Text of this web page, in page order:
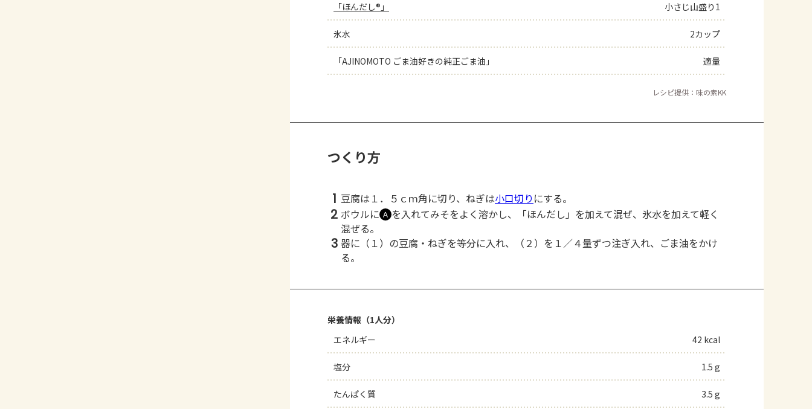
「ほんだし®」 小さじ山盛り1
氷水 2カップ
「AJINOMOTO ごま油好きの純正ごま油」 適量
レシピ提供：味の素KK
つくり方
1 豆腐は１．５ｃｍ角に切り、ねぎは小口切り にする。
2 ボウルに Ａ を入れてみそをよく溶かし、「ほんだし」を加えて混ぜ、氷水を加えて軽く
混ぜる。
3 器に（１）の豆腐・ねぎを等分に入れ、（２）を１／４量ずつ注ぎ入れ、ごま油をかけ
る。
栄養情報（1人分）
エネルギー
42 kcal
塩分 1.5 g
たんぱく質 3.5 g